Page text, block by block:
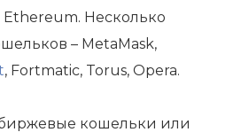
Ethereum. Несколько
– MetaMask,
, Fortmatic, Torus, Opera.
кошельки или